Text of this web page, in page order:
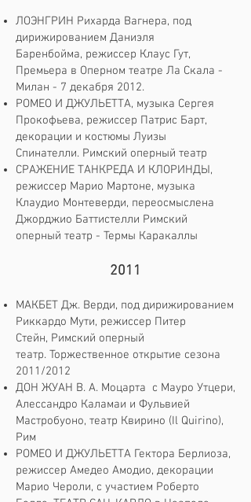
ЛОЭНГРИН Рихарда Вагнера, под
дирижированием Даниэля
Баренбойма, режиссер Клаус Гут,
Премьера в Оперном театре Ла Скала -
Милан - 7 декабря 2012.
РОМЕО И ДЖУЛЬЕТТА, музыка Сергея
Прокофьева, режиссер Патрис Барт,
декорации и костюмы Луизы
Спинателли. Римский оперный театр
СРАЖЕНИЕ ТАНКРЕДА И КЛОРИНДЫ,
режиссер Марио Мартоне, музыка
Клаудио Монтеверди, переосмыслена
Джорджио Баттистелли Римский
оперный театр - Термы Каракаллы
2011
МАКБЕТ Дж. Верди, под дирижированием
Риккардо Мути, режиссер Питер
Стейн, Римский оперный
театр. Торжественное открытие сезона
2011/2012
ДОН ЖУАН В. А. Моцарта с Мауро Утцери,
Алессандро Каламаи и Фульвией
Мастробуоно, театр Квирино (Il Quirino),
Рим
РОМЕО И ДЖУЛЬЕТТА Гектора Берлиоза,
режиссер Амедео Амодио, декорации
Марио Чероли, с участием Роберто